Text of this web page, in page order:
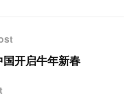
开启牛年新春